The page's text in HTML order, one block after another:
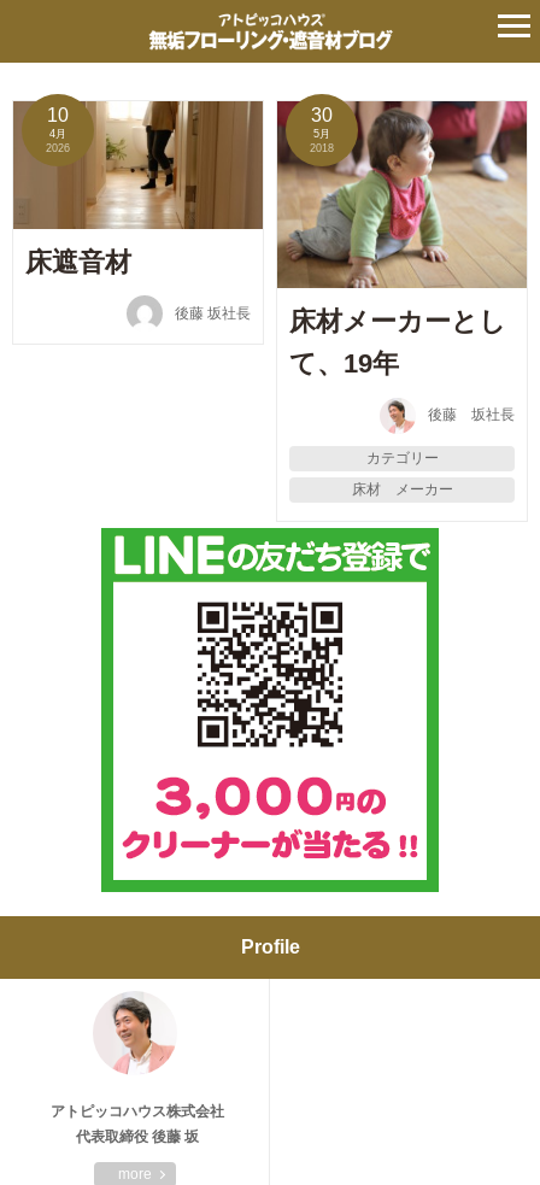
の記事
10
4月
2026
床遮音材
後藤 坂社長
30
5月
2018
床材メーカーとし
て、19年
後藤 坂社長
カテゴリー
床材 メーカー
Profile
アトピッコハウス株式会社
代表取締役 後藤 坂
more